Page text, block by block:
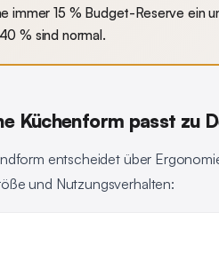
immer 15 % Budget-Reserve ein
% sind normal.
Küchenform passt zu
entscheidet über
und Nutzungsverhalten: